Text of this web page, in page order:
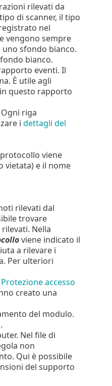
rilevati da
di scanner, il tipo
nel
vengono sempre
sfondo bianco.
bianco.
eventi. Il
È utile agli
questo rapporto
riga
i dettagli del
viene
vietata) e il nome
rilevati dal
trovare
Nella
viene indicato il
a rilevare i
Per ulteriori
Protezione accesso
creato una
del modulo.
Nel file di
non
Qui è possibile
del supporto